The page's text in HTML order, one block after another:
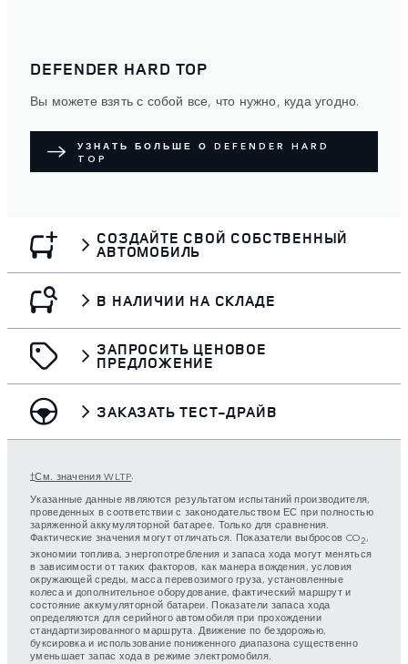
DEFENDER HARD TOP
Вы можете взять с собой все, что нужно, куда угодно.
УЗНАТЬ БОЛЬШЕ О DEFENDER HARD
TOP
СОЗДАЙТЕ СВОЙ СОБСТВЕННЫЙ
АВТОМОБИЛЬ
В НАЛИЧИИ НА СКЛАДЕ
ЗАПРОСИТЬ ЦЕНОВОЕ
ПРЕДЛОЖЕНИЕ
ЗАКАЗАТЬ ТЕСТ-ДРАЙВ
†См. значения WLTP
Указанные данные являются результатом испытаний производителя,
проведенных в соответствии с законодательством ЕС при полностью
заряженной аккумуляторной батарее. Только для сравнения.
Фактические значения могут отличаться. Показатели выбросов CO2,
экономии топлива, энергопотребления и запаса хода могут меняться
в зависимости от таких факторов, как манера вождения, условия
окружающей среды, масса перевозимого груза, установленные
колеса и дополнительное оборудование, фактический маршрут и
состояние аккумуляторной батареи. Показатели запаса хода
определяются для серийного автомобиля при прохождении
стандартизированного маршрута. Движение по бездорожью,
буксировка и использование пониженного диапазона существенно
уменьшает запас хода в режиме электромобиля.